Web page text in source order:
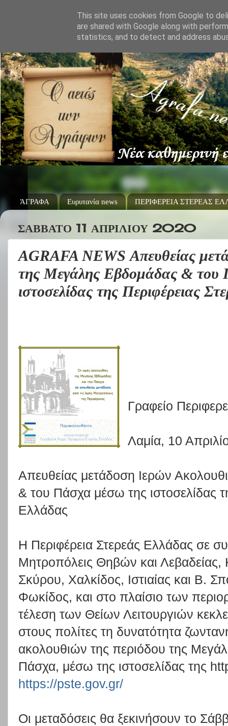
ΆΓΡΑΦΑ Ευρυτανία news ΠΕΡΙΦΕΡΕΙΑ ΣΤΕΡΕΑΣ
ΣΆΒΒΑΤΟ 11 ΑΠΡΙΛΊΟΥ 2020
AGRAFA NEWS Απευθείας
της Μεγάλης Εβδομάδας & του
ιστοσελίδας της Περιφέρειας
Γραφείο
Λαμία, 10
Απευθείας μετάδοση Ιερών
& του Πάσχα μέσω της ιστοσελίδας
Ελλάδας
Η Περιφέρεια Στερεάς Ελλάδας σε
Μητροπόλεις Θηβών και Λεβαδείας,
Σκύρου, Χαλκίδος, Ιστιαίας και Β.
Φωκίδος, και στο πλαίσιο των
τέλεση των Θείων Λειτουργιών
στους πολίτες τη δυνατότητα
ακολουθιών της περιόδου της
Πάσχα, μέσω της ιστοσελίδας της
https://pste.gov.gr/
Οι μεταδόσεις θα ξεκινήσουν το
This site uses cookies from Google to
are shared with Google along with
statistics, and to detect and address